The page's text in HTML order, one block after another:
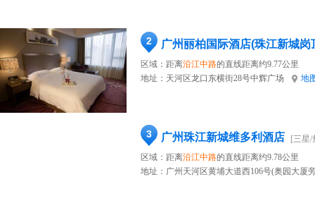
2 广州丽柏国际酒店(珠江新城岗
区域：距离沿江中路的直线距离约9.77公里
地址： 天河区龙口东横街28号中辉广场 地
3 广州珠江新城维多利酒店
[三星/
区域：距离沿江中路的直线距离约9.78公里
地址： 广州天河区黄埔大道西106号(奥园大厦